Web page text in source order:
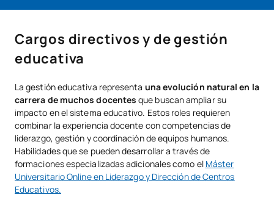
Cargos directivos y de gestión
educativa
La gestión educativa representa una evolución natural en la
carrera de muchos docentes que buscan ampliar su
impacto en el sistema educativo. Estos roles requieren
combinar la experiencia docente con competencias de
liderazgo, gestión y coordinación de equipos humanos.
Habilidades que se pueden desarrollar a través de
formaciones especializadas adicionales como el Máster
Universitario Online en Liderazgo y Dirección de Centros
Educativos.